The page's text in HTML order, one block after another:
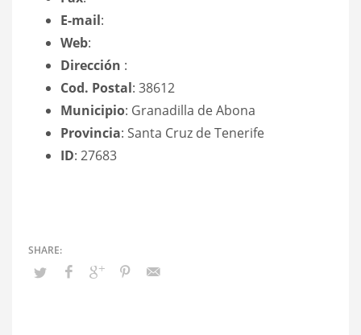
E-mail:
Web:
Dirección :
Cod. Postal: 38612
Municipio: Granadilla de Abona
Provincia: Santa Cruz de Tenerife
ID: 27683